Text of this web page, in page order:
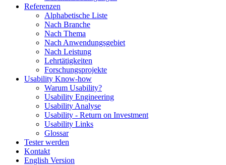
Referenzen
Alphabetische Liste
Nach Branche
Nach Thema
Nach Anwendungsgebiet
Nach Leistung
Lehrtätigkeiten
Forschungsprojekte
Usability Know-how
Warum Usability?
Usability Engineering
Usability Analyse
Usability - Return on Investment
Usability Links
Glossar
Tester werden
Kontakt
English Version